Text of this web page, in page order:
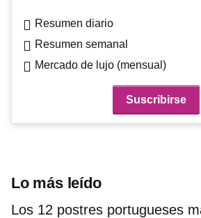
Resumen diario
Resumen semanal
Mercado de lujo (mensual)
Lo más leído
Los 12 postres portugueses